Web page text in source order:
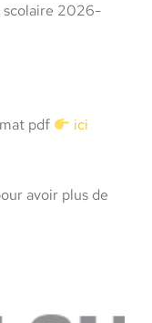
scolaire 2026-
pdf
ici
avoir plus de